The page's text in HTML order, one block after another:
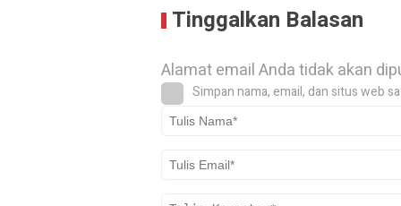
Tinggalkan Balasan
Alamat email Anda tidak akan
Simpan nama, email, dan situs web